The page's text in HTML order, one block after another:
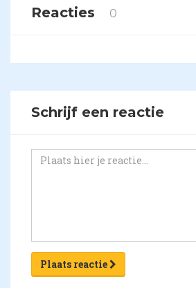
Reacties 0
Schrijf een reactie
Plaats reactie